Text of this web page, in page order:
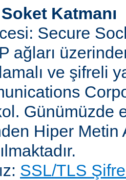
Katmanı
Secure
ağları
ve şifreli
Günümüzde
Hiper Metin
SSL/TLS